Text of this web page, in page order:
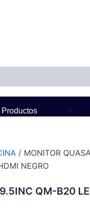
Productos
/ MONITOR
NEGRO
QM-B20